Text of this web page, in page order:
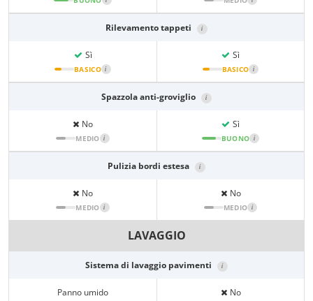
Rilevamento tappeti i
Sì
BASICO i
Sì
BASICO i
Spazzola anti-groviglio i
No
MEDIO i
Sì
BUONO i
Pulizia bordi estesa i
No
MEDIO i
No
MEDIO i
LAVAGGIO
Sistema di lavaggio pavimenti i
Panno umido No